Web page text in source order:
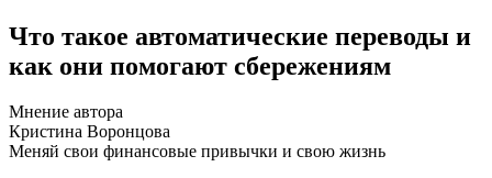
Что такое автоматические переводы и
как они помогают сбережениям
Мнение автора
Кристина Воронцова
Меняй свои финансовые привычки и свою жизнь